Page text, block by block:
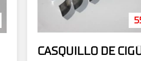
CASQUILLO DE